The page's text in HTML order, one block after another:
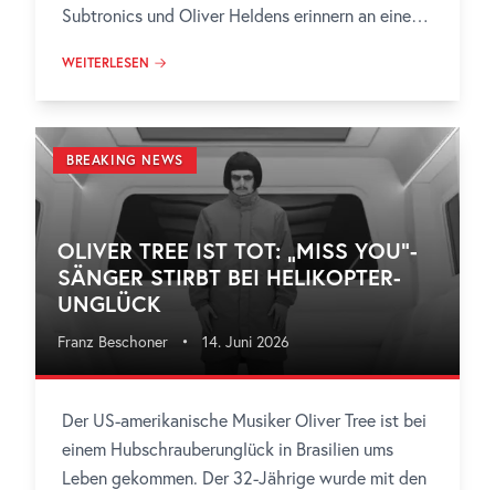
Subtronics und Oliver Heldens erinnern an einen
Kosmos hinaus Spuren hinterlassen hat.
WEITERLESEN
BREAKING NEWS
OLIVER TREE IST TOT: „MISS YOU“-
SÄNGER STIRBT BEI HELIKOPTER-
UNGLÜCK
Franz Beschoner • 14. Juni 2026
Der US-amerikanische Musiker Oliver Tree ist bei
einem Hubschrauberunglück in Brasilien ums
Leben gekommen. Der 32-Jährige wurde mit den